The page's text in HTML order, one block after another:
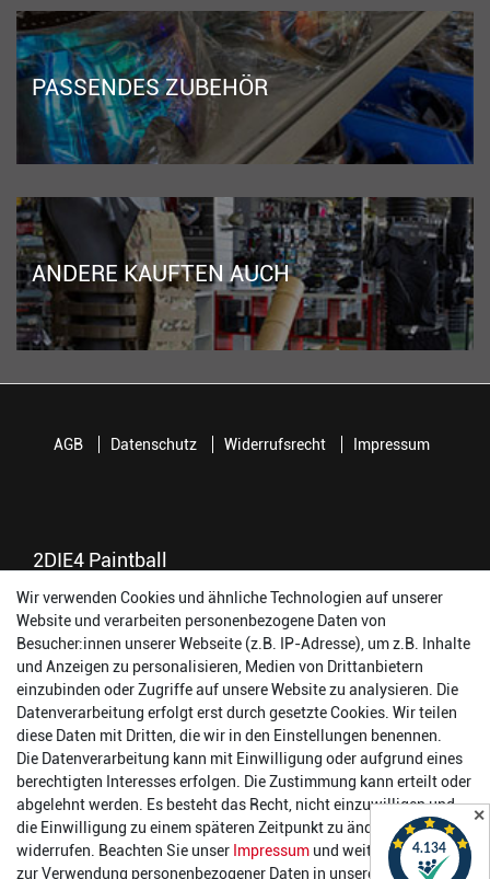
PASSENDES ZUBEHÖR
ANDERE KAUFTEN AUCH
2DIE4 Paintball
56457 Westerburg
Reinhold-Ferger-Straße 26
order@2die4-sports.com
0 26 63/ 9 68 69 37
Öffnungszeiten
14:00 - 17:00 Uhr
Dienstag:
14:00 - 17:00 Uhr
Mittwoch:
14:00 - 17:00 Uhr
Donnerstag:
14:00 - 17:00 Uhr
14:00 - 19:00 Uhr
AGB Datenschutz Widerrufsrecht Impressum
Wir verwenden Cookies und ähnliche Technologien auf unserer
Website und verarbeiten personenbezogene Daten von
Besucher:innen unserer Webseite (z.B. IP-Adresse), um z.B. Inhalte
und Anzeigen zu personalisieren, Medien von Drittanbietern
einzubinden oder Zugriffe auf unsere Website zu analysieren. Die
Datenverarbeitung erfolgt erst durch gesetzte Cookies. Wir teilen
diese Daten mit Dritten, die wir in den Einstellungen benennen.
Die Datenverarbeitung kann mit Einwilligung oder aufgrund eines
berechtigten Interesses erfolgen. Die Zustimmung kann erteilt oder
abgelehnt werden. Es besteht das Recht, nicht einzuwilligen und
die Einwilligung zu einem späteren Zeitpunkt zu ändern oder zu
widerrufen. Beachten Sie unser Impressum und weitere Hinweise
zur Verwendung personenbezogener Daten in unserer
Daten­
✕